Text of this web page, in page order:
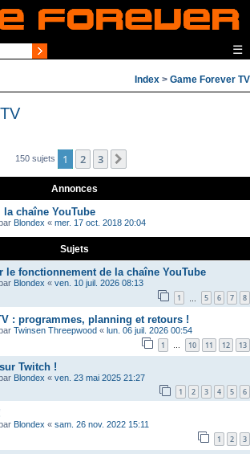
☰
Index > Game Forever TV
150 sujets 1 2 3
Annonces
la chaîne YouTube
Blondex « mer. 17 oct. 2018 20:04
Sujets
le fonctionnement de la chaîne YouTube
Blondex « ven. 10 juil. 2026 08:13
1 5 6 7 8
: programmes, planning et retours !
Twinsen Threepwood « lun. 06 juil. 2026 00:54
1 … 10 11 12 13
Twitch !
Blondex « ven. 23 mai 2025 21:27
1 2 3 4 5 6
Blondex « sam. 26 nov. 2022 15:11
1 2 3